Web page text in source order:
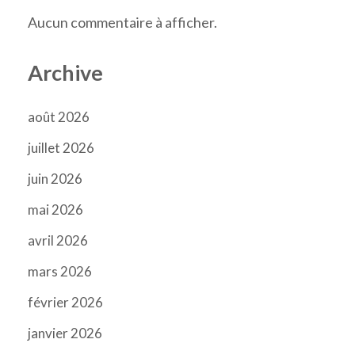
Aucun commentaire à afficher.
Archive
août 2026
juillet 2026
juin 2026
mai 2026
avril 2026
mars 2026
février 2026
janvier 2026